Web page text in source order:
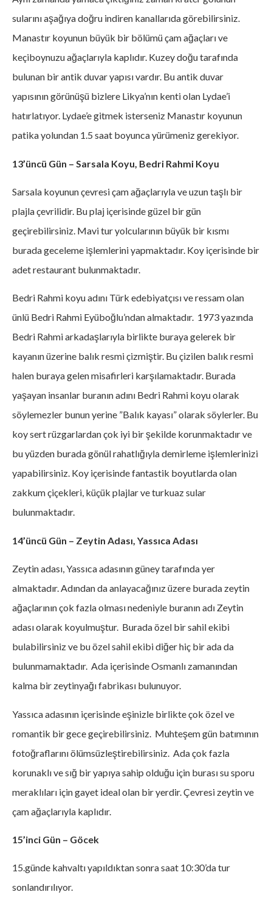
sularını aşağıya doğru indiren kanallarıda görebilirsiniz.
Manastır koyunun büyük bir bölümü çam ağaçları ve
keçiboynuzu ağaçlarıyla kaplıdır. Kuzey doğu tarafında
bulunan bir antik duvar yapısı vardır. Bu antik duvar
yapısının görünüşü bizlere Likya’nın kenti olan Lydae’i
hatırlatıyor. Lydae’e gitmek isterseniz Manastır koyunun
patika yolundan 1.5 saat boyunca yürümeniz gerekiyor.
13’üncü Gün – Sarsala Koyu, Bedri Rahmi Koyu
Sarsala koyunun çevresi çam ağaçlarıyla ve uzun taşlı bir
plajla çevrilidir. Bu plaj içerisinde güzel bir gün
geçirebilirsiniz. Mavi tur yolcularının büyük bir kısmı
burada geceleme işlemlerini yapmaktadır. Koy içerisinde bir
adet restaurant bulunmaktadır.
Bedri Rahmi koyu adını Türk edebiyatçısı ve ressam olan
ünlü Bedri Rahmi Eyüboğlu’ndan almaktadır. 1973 yazında
Bedri Rahmi arkadaşlarıyla birlikte buraya gelerek bir
kayanın üzerine balık resmi çizmiştir. Bu çizilen balık resmi
halen buraya gelen misafirleri karşılamaktadır. Burada
yaşayan insanlar buranın adını Bedri Rahmi koyu olarak
söylemezler bunun yerine ”Balık kayası” olarak söylerler. Bu
koy sert rüzgarlardan çok iyi bir şekilde korunmaktadır ve
bu yüzden burada gönül rahatlığıyla demirleme işlemlerinizi
yapabilirsiniz. Koy içerisinde fantastik boyutlarda olan
zakkum çiçekleri, küçük plajlar ve turkuaz sular
bulunmaktadır.
14’üncü Gün – Zeytin Adası, Yassıca Adası
Zeytin adası, Yassıca adasının güney tarafında yer
almaktadır. Adından da anlayacağınız üzere burada zeytin
ağaçlarının çok fazla olması nedeniyle buranın adı Zeytin
adası olarak koyulmuştur. Burada özel bir sahil ekibi
bulabilirsiniz ve bu özel sahil ekibi diğer hiç bir ada da
bulunmamaktadır. Ada içerisinde Osmanlı zamanından
kalma bir zeytinyağı fabrikası bulunuyor.
Yassıca adasının içerisinde eşinizle birlikte çok özel ve
romantik bir gece geçirebilirsiniz. Muhteşem gün batımının
fotoğraflarını ölümsüzleştirebilirsiniz. Ada çok fazla
korunaklı ve sığ bir yapıya sahip olduğu için burası su sporu
meraklıları için gayet ideal olan bir yerdir. Çevresi zeytin ve
çam ağaçlarıyla kaplıdır.
15’inci Gün – Göcek
15.günde kahvaltı yapıldıktan sonra saat 10:30’da tur
sonlandırılıyor.